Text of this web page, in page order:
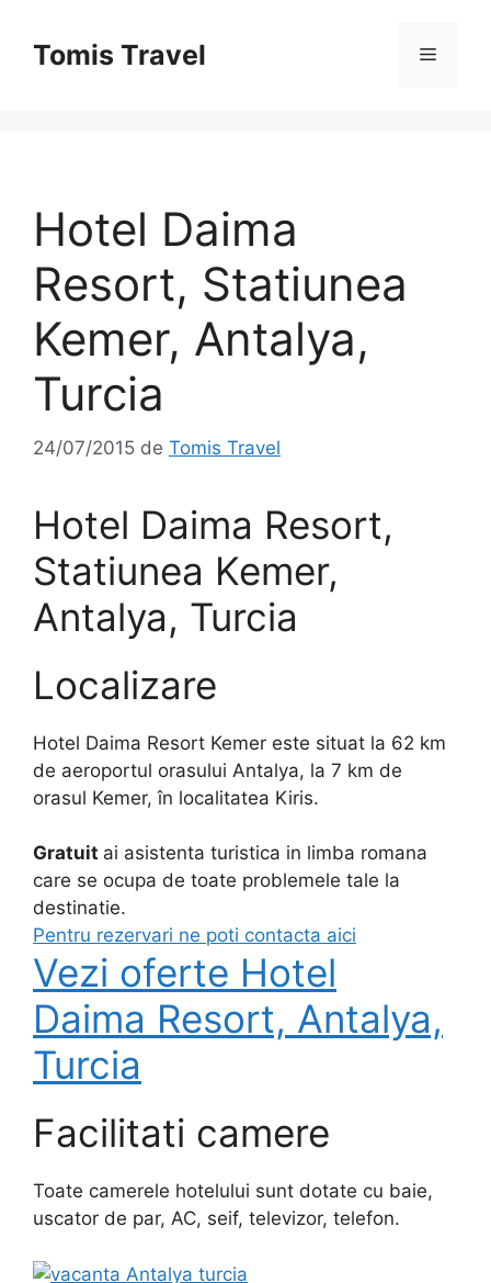
conținutTomis Travel Meniu
Hotel Daima
Resort, Statiunea
Kemer, Antalya,
Turcia
24/07/2015 de Tomis Travel
Hotel Daima Resort,
Statiunea Kemer,
Antalya, Turcia
Localizare
Hotel Daima Resort Kemer este situat la 62 km
de aeroportul orasului Antalya, la 7 km de
orasul Kemer, în localitatea Kiris.
Gratuit ai asistenta turistica in limba romana
care se ocupa de toate problemele tale la
destinatie.
Pentru rezervari ne poti contacta aici
Vezi oferte Hotel
Daima Resort, Antalya,
Turcia
Facilitati camere
Toate camerele hotelului sunt dotate cu baie,
uscator de par, AC, seif, televizor, telefon.